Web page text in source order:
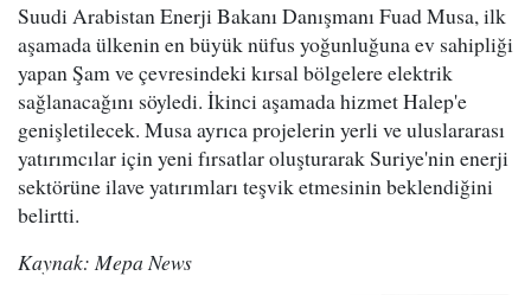
Suudi Arabistan Enerji Bakanı Danışmanı Fuad Musa, ilk
aşamada ülkenin en büyük nüfus yoğunluğuna ev sahipliği
yapan Şam ve çevresindeki kırsal bölgelere elektrik
sağlanacağını söyledi. İkinci aşamada hizmet Halep'e
genişletilecek. Musa ayrıca projelerin yerli ve uluslararası
yatırımcılar için yeni fırsatlar oluşturarak Suriye'nin enerji
sektörüne ilave yatırımları teşvik etmesinin beklendiğini
belirtti.
Kaynak: Mepa News